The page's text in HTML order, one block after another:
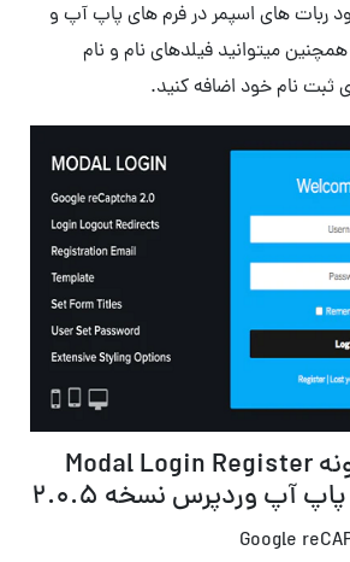
ربات های اسپمر در فرم های پاپ آپ و
میتوانید فیلدهای نام و نام
ثبت نام خود اضافه کنید.
قابلیت های افزونه Modal Login Register
آپ وردپرس نسخه 2.0.5